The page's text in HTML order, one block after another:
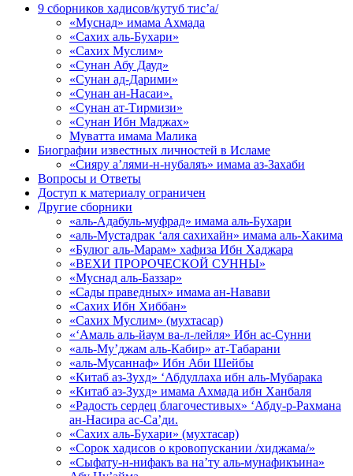
9 сборников хадисов/кутуб тис’а/
«Муснад» имама Ахмада
«Сахих аль-Бухари»
«Сахих Муслим»
«Сунан Абу Дауд»
«Сунан ад-Дарими»
«Сунан ан-Насаи».
«Сунан ат-Тирмизи»
«Сунан Ибн Маджах»
Муватта имама Малика
Биографии известных личностей в Исламе
«Сияру а’лями-н-нубаляъ» имама аз-Захаби
Вопросы и Ответы
Доступ к материалу ограничен
Другие сборники
«аль-Адабуль-муфрад» имама аль-Бухари
«аль-Мустадрак ‘аля сахихайн» имама аль-Хакима
«Булюг аль-Марам» хафиза Ибн Хаджара
«ВЕХИ ПРОРОЧЕСКОЙ СУННЫ»
«Муснад аль-Баззар»
«Сады праведных» имама ан-Навави
«Сахих Ибн Хиббан»
«Сахих Муслим» (мухтасар)
«‘Амаль аль-йаум ва-л-лейля» Ибн ас-Сунни
«аль-Му’джам аль-Кабир» ат-Табарани
«аль-Мусаннаф» Ибн Аби Шейбы
«Китаб аз-Зухд» ‘Абдуллаха ибн аль-Мубарака
«Китаб аз-Зухд» имама Ахмада ибн Ханбаля
«Радость сердец благочестивых» ‘Абду-р-Рахмана
ан-Насира ас-Са’ди.
«Сахих аль-Бухари» (мухтасар)
«Сорок хадисов о кровопускании /хиджама/»
«Сыфату-н-нифакъ ва на’ту аль-мунафикъина»